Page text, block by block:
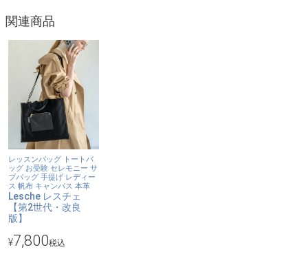
デザインのポイントにもなっている正面の本革ポケット。どんな
場面でも使える万能な無地ver.と、シンプルな金色のドットが映
えるドットver.の二種類をご用意。
【2way使用可能】
ショルダーバッグ・トートバッグの2wayでご使用いただけます。
つけ外しできるショルダーベルト付き。
【スッキリと収納】
マチ無しが故に、書類等がバッグの中で暴れず、スッキリ収める
ことが可能。特にA4封筒、書類やノート、ファイル、テキスト、
パンフレット、楽譜、PC、タブレットなどが得意分野！また、バ
ッグ内に3つのポケットを装備。
【コーディネート】
関連商品
レッスンバッグ トートバ
ッグ お受験 セレモニー サ
ブバッグ 手提げ レディー
ス 帆布 キャンバス 本革
Lesche レスチェ
【第2世代・改良
版】
¥7,800税込